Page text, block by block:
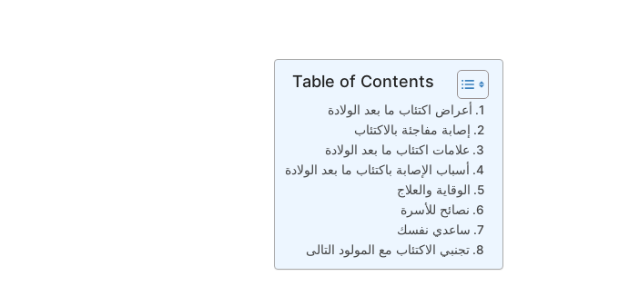
Table of Contents
أعراض اكتئاب ما بعد الولادة
إصابة مفاجئة بالاكتئاب
علامات اكتئاب ما بعد الولادة
أسباب الإصابة باكتئاب ما بعد الولادة
الوقاية والعلاج
نصائح للأسرة
ساعدي نفسك
تجنبي الاكتئاب مع المولود التالى